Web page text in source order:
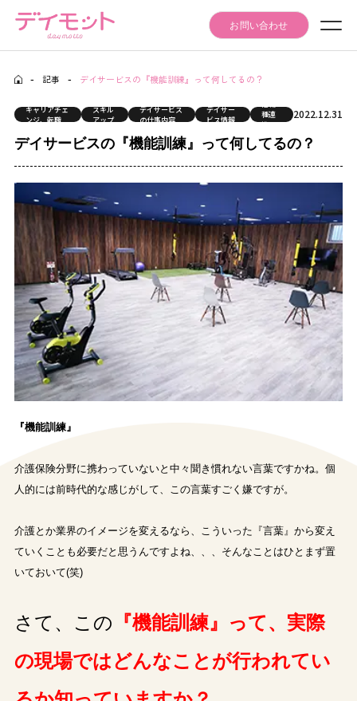
お問い合わせ
Seminar Event
セミナー・イベント情報
記事
Daymotto-Tube
デイモットTube
Materials download
資料ダウンロード
- 記事 - デイサービスの『機能訓練』って何してるの？
キャリアチェ
ンジ、転職
スキル
アップ
デイサービス
の仕事内容
デイサー
ビス情報
種連
携
2022.12.31
デイサービスの『機能訓練』って何してるの？
『機能訓練』
介護保険分野に携わっていないと中々聞き慣れない言葉ですかね。個
人的には前時代的な感じがして、この言葉すごく嫌ですが。
介護とか業界のイメージを変えるなら、こういった『言葉』から変え
ていくことも必要だと思うんですよね、、、そんなことはひとまず置
いておいて(笑)
さて、この 『機能訓練』って、実際
の現場ではどんなことが行われてい